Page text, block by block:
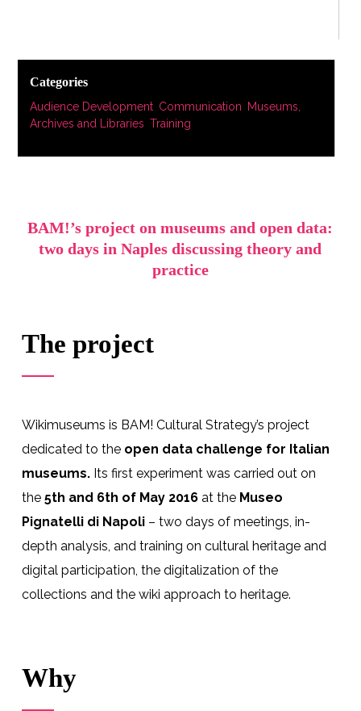
Categories
Audience Development, Communication Museums,
Archives and Libraries Training
BAM!’s project on museums and open data:
two days in Naples discussing theory and
practice
The project
Wikimuseums is BAM! Cultural Strategy’s project
dedicated to the open data challenge for Italian
museums.Its first experiment was carried out on
the 5th and 6th of May 2016at the Museo
Pignatelli di Napoli – two days of meetings, in-
depth analysis, and training on cultural heritage and
digital participation, the digitalization of the
collections and the wiki approach to heritage.
Why